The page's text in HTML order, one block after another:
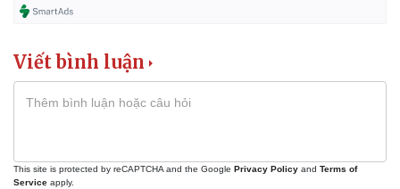
Viết bình luận
This site is protected by reCAPTCHA and the Google Privacy Policy and Terms of
Service apply.